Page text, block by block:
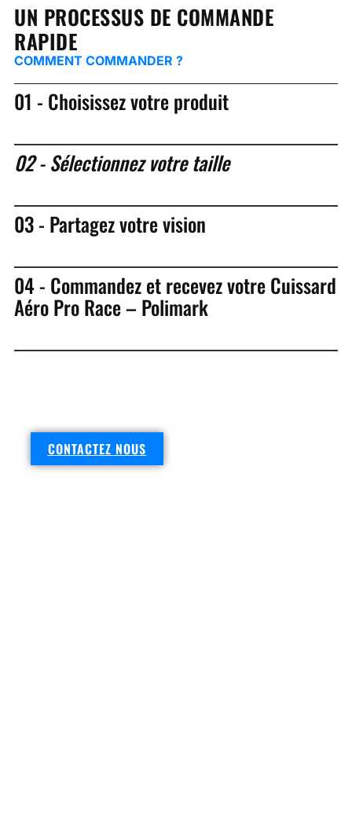
UN PROCESSUS DE COMMANDE
RAPIDE
COMMENT COMMANDER ?
01 - Choisissez votre produit
02 - Sélectionnez votre taille
03 - Partagez votre vision
04 - Commandez et recevez votre Cuissard
Aéro Pro Race – Polimark
CONTACTEZ NOUS